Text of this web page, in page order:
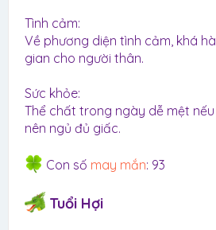
Tình cảm:
Về phương diện tình cảm, khá
gian cho người thân.
Sức khỏe:
Thể chất trong ngày dễ mệt
nên ngủ đủ giấc.
Con số may mắn: 93
Tuổi Hợi